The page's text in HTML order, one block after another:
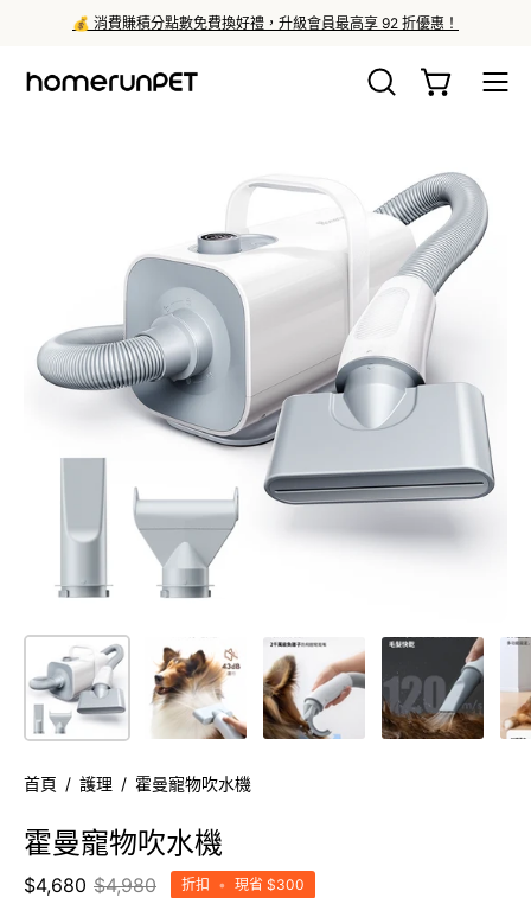
會員最高享 92 折優惠！ 全館三期0利率，
打
框
查看購物車
打
首頁 / 護理 / 霍曼寵物吹水機
霍曼寵物吹水機
$4,680 $4,980 折扣 • 現省 $300